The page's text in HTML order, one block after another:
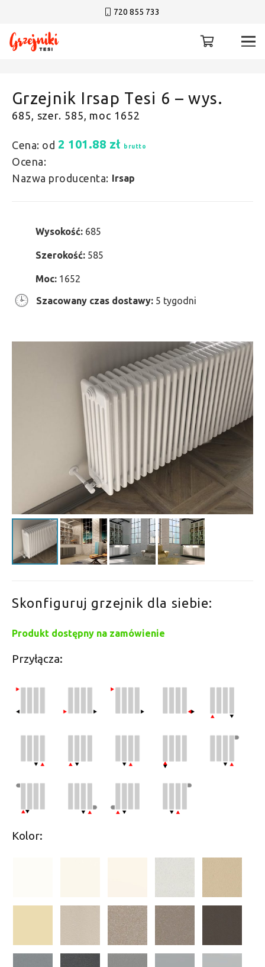
720 855 733
Grzejnik Irsap Tesi 6 – wys.
685, szer. 585, moc 1652
Cena: od 2 101.88 zł brutto
Ocena:
Nazwa producenta: Irsap
Wysokość: 685
Szerokość: 585
Moc: 1652
Szacowany czas dostawy: 5 tygodni
Skonfiguruj grzejnik dla siebie:
Produkt dostępny na zamówienie
Przyłącza:
Kolor: